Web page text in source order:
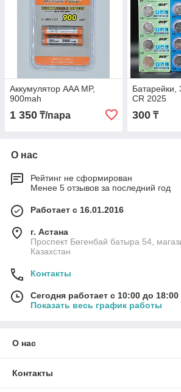
Аккумулятор AAA MP,
900mah
1 350 ₸/пара
Батарейки,
CR 2025
300₸
О нас
Рейтинг не сформирован
Менее 5 отзывов за последний год
Работает с 16.01.2016
г. Астана
Проспект Бөгенбай батыра 54,
Казахстан
Контакты
Сегодня работает с 10:00 до 18:00
Показать весь график работы
О нас
Контакты